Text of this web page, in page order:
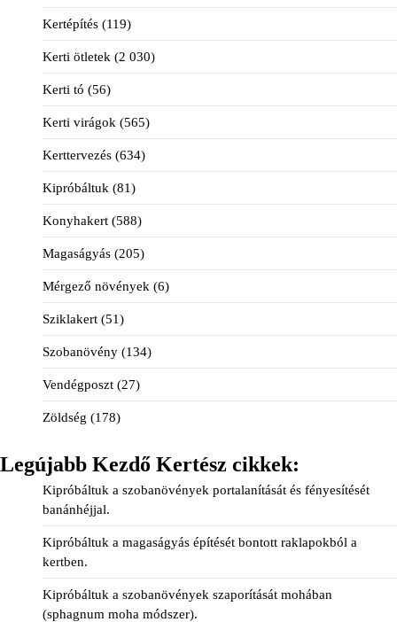
Kertépítés (119)
Kerti ötletek (2 030)
Kerti tó (56)
Kerti virágok (565)
Kerttervezés (634)
Kipróbáltuk (81)
Konyhakert (588)
Magaságyás (205)
Mérgező növények (6)
Sziklakert (51)
Szobanövény (134)
Vendégposzt (27)
Zöldség (178)
Legújabb Kezdő Kertész cikkek:
Kipróbáltuk a szobanövények portalanítását és fényesítését
banánhéjjal.
Kipróbáltuk a magaságyás építését bontott raklapokból a
kertben.
Kipróbáltuk a szobanövények szaporítását mohában
(sphagnum moha módszer).